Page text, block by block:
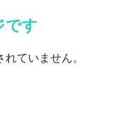
です
ていません。